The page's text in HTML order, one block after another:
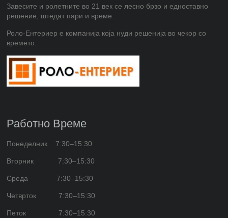
Завесите и ролетните во 21 век се лесно брзо и едноставно
решение, штедат пари и време.
Роло-Ентериер е компанија која нуди решенија во чекор со
времето.
Работно Време
Понеделник 7:30–15:30
Вторник 7:30–15:30
Среда 7:30–15:30
Четврток 7:30–15:30
Петок 7:30–15:30